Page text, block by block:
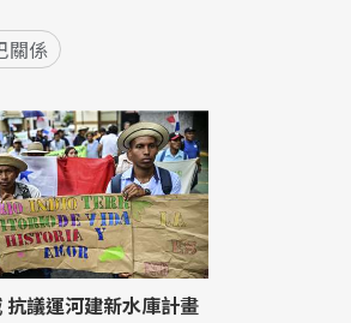
關係
議運河建新水庫計畫